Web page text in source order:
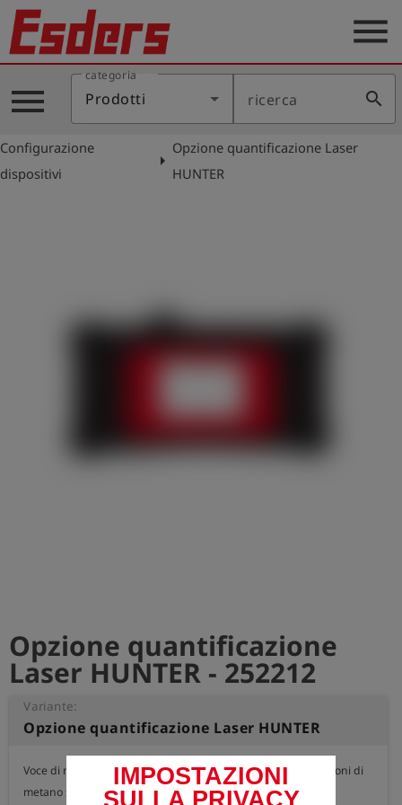
Prodotti
Applicazione
Assistenza
Registrati
IMPOSTAZIONI
SULLA PRIVACY
menu
menu
categoria
Prodotti ricerca search
Configurazione
dispositivi
arrow_right
Opzione quantificazione Laser
HUNTER
Opzione quantificazione
Laser HUNTER - 252212
Variante:
Opzione quantificazione Laser HUNTER
Voce di menu per la quantificazione metrologica delle emissioni di
metano secondo DVGW G 425.